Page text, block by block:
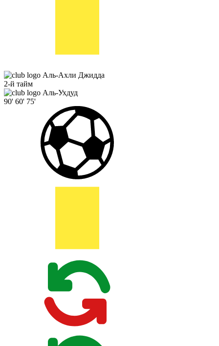
Аль-Ахли Джидда
2-й тайм
Аль-Ухдуд
90' 60' 75'